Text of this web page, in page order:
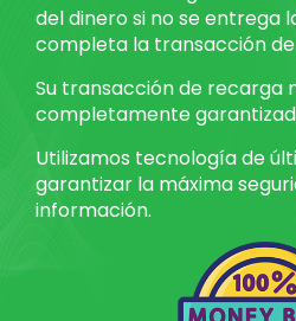
del dinero si no se entrega
completa la transacción
Su transacción de recarga
completamente
Utilizamos tecnología de
garantizar la máxima
información.